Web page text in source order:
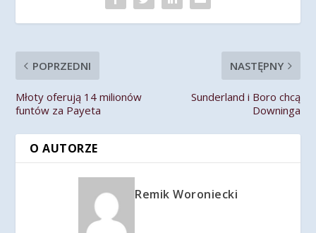
POPRZEDNI
Młoty oferują 14 milionów
funtów za Payeta
NASTĘPNY
Sunderland i Boro chcą
Downinga
O AUTORZE
Remik Woroniecki